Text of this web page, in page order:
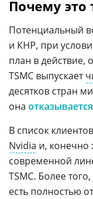
Почему это
Потенциальный
и КНР, при
план в действие,
TSMC выпускает
десятков стран
она отказывается
В список
Nvidia и, конечно
современной
TSMC. Более
есть полностью